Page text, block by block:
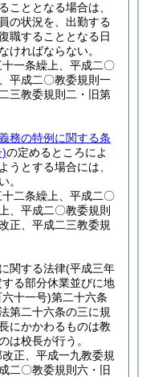
こととなる場合は、
の状況を、出勤する
職することとなる日
ければならない。
一条繰上、平成二〇
平成二〇教委規則一
三教委規則二・旧第
務の特例に関する条
)の定めるところによ
うとする場合には、
。
二条繰上、平成二〇
、平成二〇教委規則
正、平成二三教委規
関する法律(平成三年
る部分休業並びに地
十一号)第二十六条
第二十六条の三に規
にかかわるものは教
は校長が行う。
正、平成一九教委規
二〇教委規則六・旧